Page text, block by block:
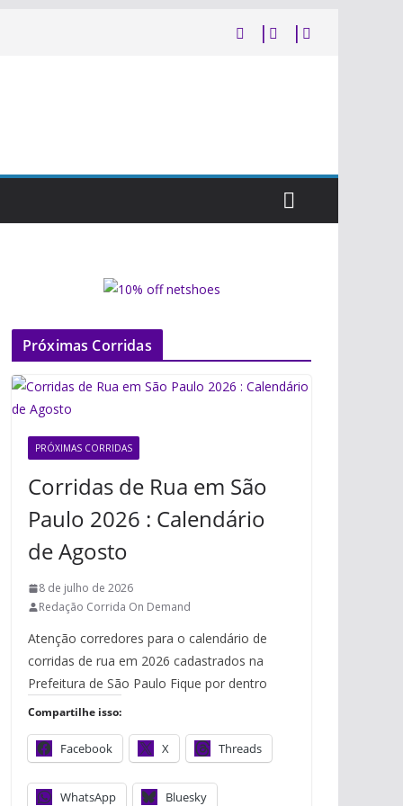
Próximas Corridas
PRÓXIMAS CORRIDAS
Corridas de Rua em São
Paulo 2026 : Calendário
de Agosto
8 de julho de 2026
Redação Corrida On Demand
Atenção corredores para o calendário de
corridas de rua em 2026 cadastrados na
Prefeitura de São Paulo Fique por dentro
Compartilhe isso:
Facebook X Threads
WhatsApp Bluesky